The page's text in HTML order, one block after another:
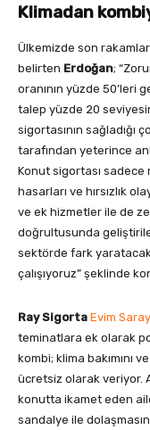
Klimadan
Ülkemizde son
belirten Erdoğan;
oranının yüzde 50’leri
talep yüzde 20
sigortasının sağladığı
tarafından yeterince
Konut sigortası
hasarları ve hırsızlık
ve ek hizmetler ile de
doğrultusunda
sektörde fark
çalışıyoruz” şeklinde
Ray Sigorta Evim
teminatlara ek olarak
kombi; klima bakımını
ücretsiz olarak veriyor.
konutta ikamet eden
sandalye ile